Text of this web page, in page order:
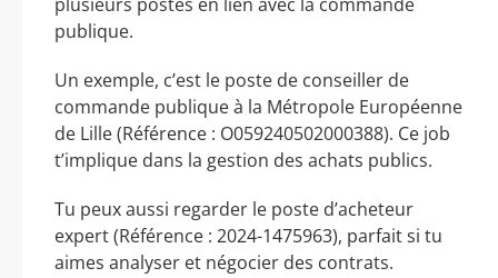
publique.
Un exemple, c’est le poste de conseiller de
commande publique à la Métropole Européenne
de Lille (Référence : O059240502000388). Ce job
t’implique dans la gestion des achats publics.
Tu peux aussi regarder le poste d’acheteur
expert (Référence : 2024-1475963), parfait si tu
aimes analyser et négocier des contrats.